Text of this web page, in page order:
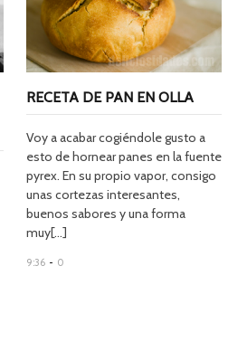
RECETA DE PAN EN OLLA
Voy a acabar cogiéndole gusto a
esto de hornear panes en la fuente
pyrex. En su propio vapor, consigo
unas cortezas interesantes,
buenos sabores y una forma
muy[...]
9:36 - 0